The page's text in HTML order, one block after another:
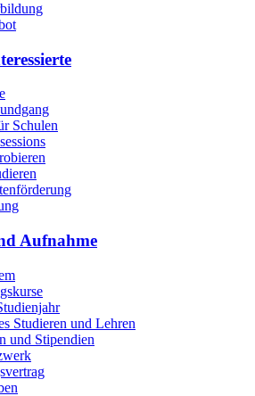
Schulen
Aufnahme
Studieren und Lehren
und Stipendien